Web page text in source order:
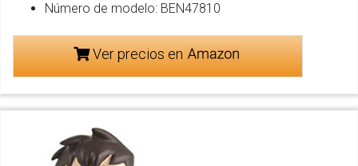
Número de modelo: BEN47810
Ver precios en